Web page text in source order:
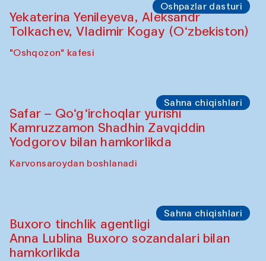
Oshpazlar dasturi
Yekaterina Yenileyeva, Aleksandr
Tolkachev, Vladimir Kogay (O‘zbekiston)
"Oshqozon" kafesi
Sahna chiqishlari
Safar – Qo‘g‘irchoqlar yurishi
Kamruzzamon Shadhin Zavqiddin
Yodgorov bilan hamkorlikda
Karvonsaroydan boshlanadi
Sahna chiqishlari
Buxoro tinchlik agentligi
Anna Lublina Buxoro sozandalari bilan
hamkorlikda